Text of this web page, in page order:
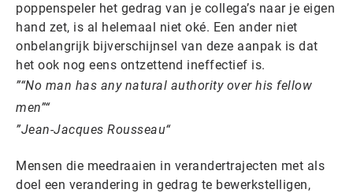
poppenspeler het gedrag van je collega’s naar je eigen
hand zet, is al helemaal niet oké. Een ander niet
onbelangrijk bijverschijnsel van deze aanpak is dat
het ook nog eens ontzettend ineffectief is​.​​​
“No man has any natural authority over his fellow
men”
Jean-Jacques Rousseau
Mensen die meedraaien in verandertrajecten met als
doel een verandering in gedrag te bewerkstelligen,